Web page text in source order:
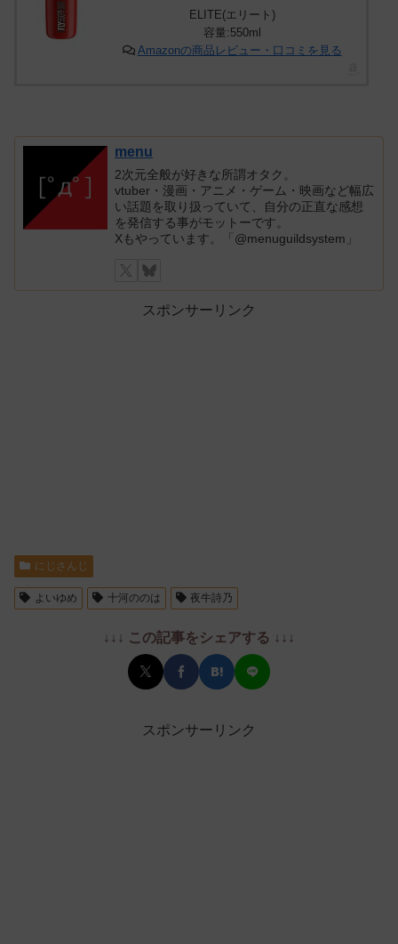
ELITE(エリート)
容量:550ml
Amazonの商品レビュー・口コミを見る
menu
2次元全般が好きな所謂オタク。
vtuber・漫画・アニメ・ゲーム・映画など幅広
い話題を取り扱っていて、自分の正直な感想
を発信する事がモットーです。
Xもやっています。「@menuguildsystem」
スポンサーリンク
にじさんじ
よいゆめ 十河ののは 夜牛詩乃
↓↓↓ この記事をシェアする ↓↓↓
スポンサーリンク